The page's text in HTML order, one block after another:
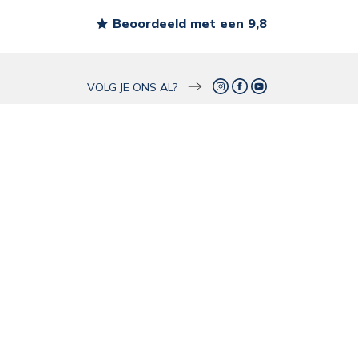
Beoordeeld met een 9,8
VOLG JE ONS AL?